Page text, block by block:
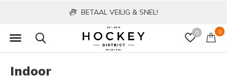
0 0
BETAAL VEILIG & SNEL!
Indoor